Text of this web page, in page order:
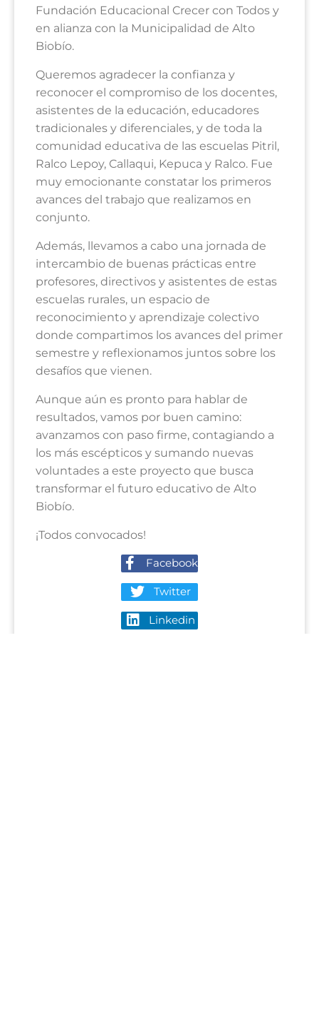
Fundación Educacional Crecer con Todos y
en alianza con la Municipalidad de Alto
Biobío.
Queremos agradecer la confianza y
reconocer el compromiso de los docentes,
asistentes de la educación, educadores
tradicionales y diferenciales, y de toda la
comunidad educativa de las escuelas Pitril,
Ralco Lepoy, Callaqui, Kepuca y Ralco. Fue
muy emocionante constatar los primeros
avances del trabajo que realizamos en
conjunto.
Además, llevamos a cabo una jornada de
intercambio de buenas prácticas entre
profesores, directivos y asistentes de estas
escuelas rurales, un espacio de
reconocimiento y aprendizaje colectivo
donde compartimos los avances del primer
semestre y reflexionamos juntos sobre los
desafíos que vienen.
Aunque aún es pronto para hablar de
resultados, vamos por buen camino:
avanzamos con paso firme, contagiando a
los más escépticos y sumando nuevas
voluntades a este proyecto que busca
transformar el futuro educativo de Alto
Biobío.
¡Todos convocados!
Facebook
Twitter
Linkedin